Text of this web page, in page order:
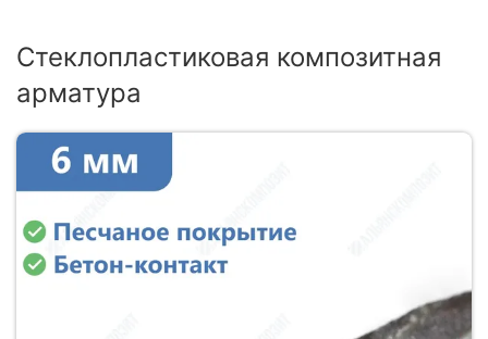
Стеклопластиковая композитная
арматура